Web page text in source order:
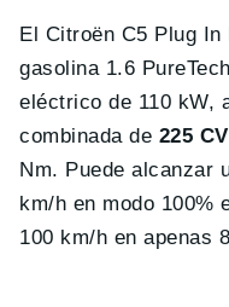
El Citroën C5 Plug
gasolina 1.6
eléctrico de 110 kW,
combinada de 225
Nm. Puede alcanzar
km/h en modo 100%
100 km/h en apenas